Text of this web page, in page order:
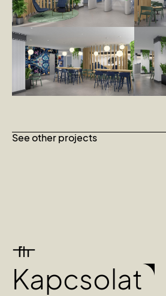
See other projects
Kapcsolat